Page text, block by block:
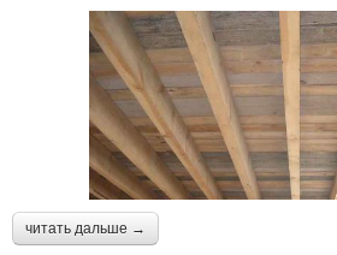
читать дальше →